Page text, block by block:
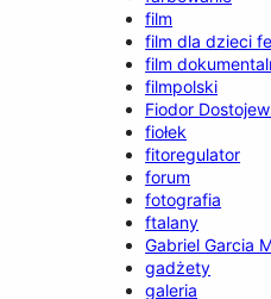
film
film dla dzieci
film
filmpolski
Fiodor
fiołek
fitoregulator
forum
fotografia
ftalany
Gabriel Garcia
gadżety
galeria